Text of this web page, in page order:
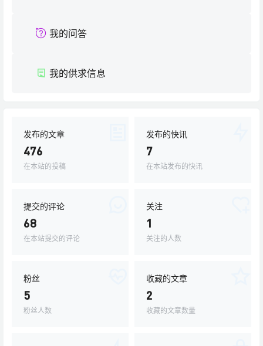
我的问答
我的供求信息
发布的文章
476
在本站的投稿
发布的快讯
7
在本站发布的快讯
提交的评论
68
在本站提交的评论
关注
1
关注的人数
粉丝
5
粉丝人数
收藏的文章
2
收藏的文章数量